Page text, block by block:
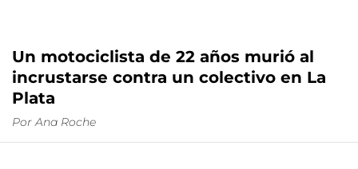
Un motociclista de 22 años murió al
incrustarse contra un colectivo en La
Plata
Por Ana Roche